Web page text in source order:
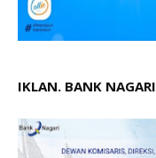
IKLAN. BANK NAGARI